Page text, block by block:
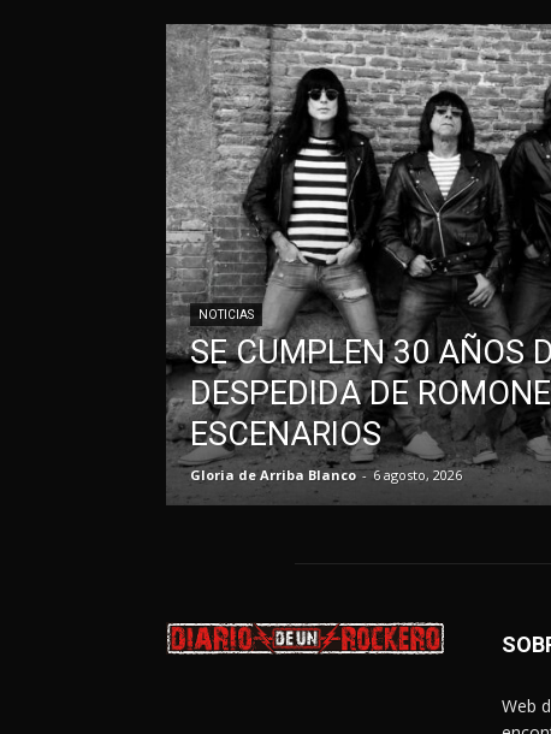
NOTICIAS
SE CUMPLEN 30 AÑOS
DESPEDIDA DE
ESCENARIOS
Gloria de Arriba Blanco - 6 agosto, 2026
Web